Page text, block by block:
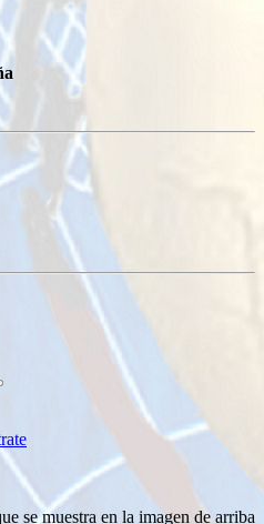
se muestra en la imagen de arriba